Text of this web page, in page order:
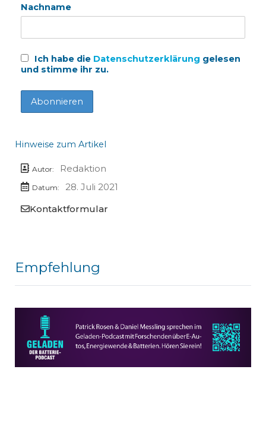
Nachname
Ich habe die Datenschutzerklärung gelesen
und stimme ihr zu.
Hinweise zum Artikel
Autor: Redaktion
Datum:
28. Juli 2021
Kontaktformular
Empfehlung